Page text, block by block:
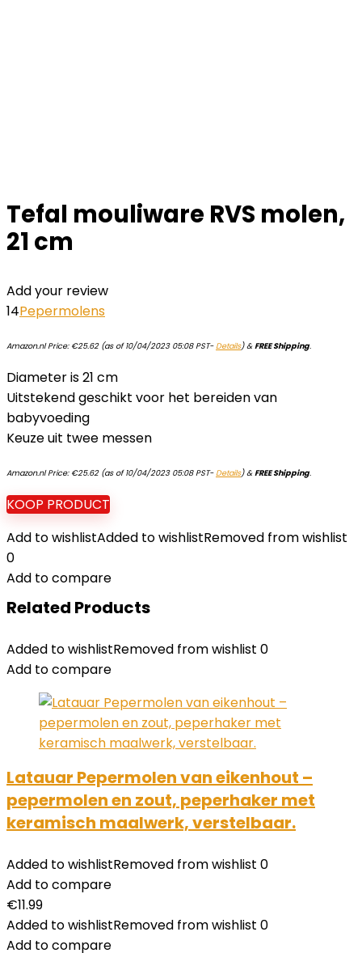
Tefal mouliware RVS molen,
21 cm
Add your review
14Pepermolens
Amazon.nl Price: €25.62(as of 10/04/2023 05:08 PST-Details)&FREE Shipping.
Diameter is 21 cm
Uitstekend geschikt voor het bereiden van
babyvoeding
Keuze uit twee messen
Amazon.nl Price: €25.62(as of 10/04/2023 05:08 PST-Details)&FREE Shipping.
KOOP PRODUCT
Add to wishlistAdded to wishlistRemoved from wishlist
0
Add to compare
Related Products
Added to wishlistRemoved from wishlist 0
Add to compare
Latauar Pepermolen van eikenhout –
pepermolen en zout, peperhaker met
keramisch maalwerk, verstelbaar.
Added to wishlistRemoved from wishlist 0
Add to compare
€11.99
Added to wishlistRemoved from wishlist 0
Add to compare